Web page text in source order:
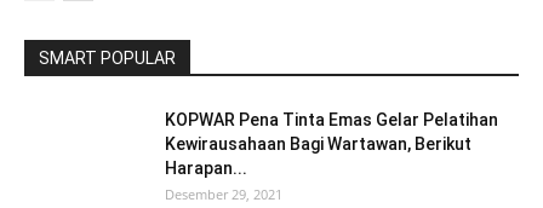
SMART POPULAR
KOPWAR Pena Tinta Emas Gelar Pelatihan
Kewirausahaan Bagi Wartawan, Berikut
Harapan...
Desember 29, 2021